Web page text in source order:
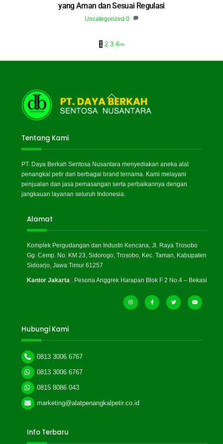
yang Aman dan Sesuai Regulasi
Uncategorized 0
1 2 3 4›»
Back
To
Top
Tentang Kami
PT. Daya Berkah Sentosa Nusantara menyediakan aneka alat
penangkal petir dari berbagai brand ternama. Kami melayani
penjualan dan jasa pemasangan serta perbaikannya dengan
jangkauan layanan seluruh Indonesia.
Alamat
Komplek Pergudangan dan Industri Kencana, Jl. Raya Trosobo
Gg. Cemp. No. KM 23, Sidorogo, Trosobo, Kec. Taman, Kabupaten
Sidoarjo, Jawa Timur 61257
Kantor Jakarta : Pesona Anggrek Harapan Blok F 2 No.4 – Bekasi
Hubungi Kami
0813 3006 6767
0813 3006 6767
0815 8086 043
marketing@alatpenangkalpetir.co.id
Info Terbaru